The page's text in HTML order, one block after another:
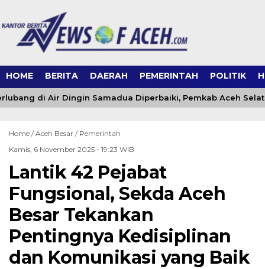
HOME BERITA DAERAH PEMERINTAH POLITIK
di Air Dingin Samadua Diperbaiki, Pemkab Aceh
Home /Aceh Besar / Pemerintah
Kamis, 6 November 2025 - 19:23 WIB
Lantik 42 Pejabat
Fungsional, Sekda Aceh
Besar Tekankan
Pentingnya Kedisiplinan
dan Komunikasi yang Baik